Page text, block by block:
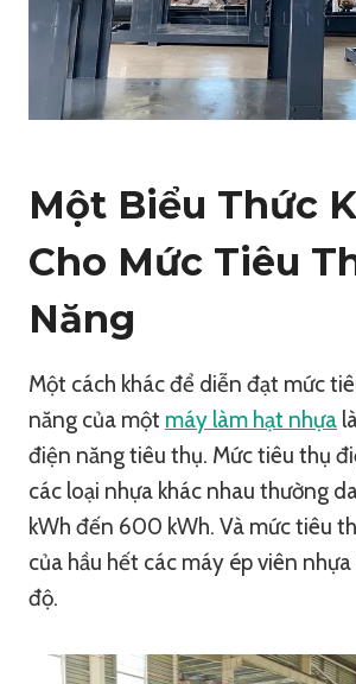
Một Biểu Thức
Cho Mức Tiêu
Năng
Một cách khác để diễn đạt mức
năng của một máy làm hạt nhựa
điện năng tiêu thụ. Mức tiêu thụ
các loại nhựa khác nhau thường
kWh đến 600 kWh. Và mức tiêu
của hầu hết các máy ép viên
độ.